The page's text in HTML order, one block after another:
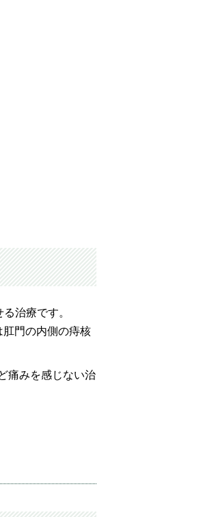
治療です。
門の内側の痔核
痛みを感じない治